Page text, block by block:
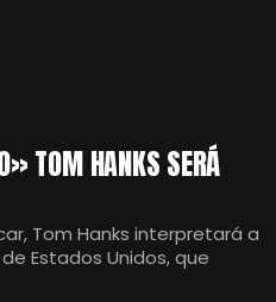
TOM HANKS SERÁ
Tom Hanks interpretará a
Estados Unidos, que